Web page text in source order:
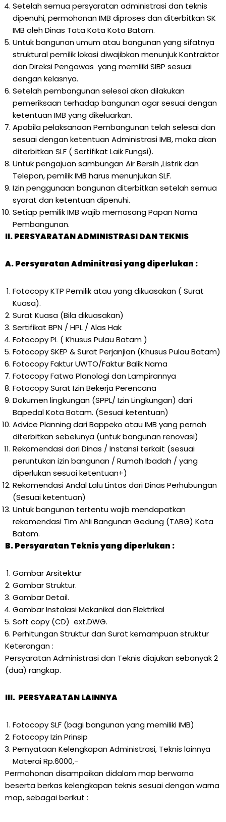
Setelah semua persyaratan administrasi dan teknis
dipenuhi, permohonan IMB diproses dan diterbitkan SK
IMB oleh Dinas Tata Kota Kota Batam.
Untuk bangunan umum atau bangunan yang sifatnya
struktural pemilik lokasi diwajibkan menunjuk Kontraktor
dan Direksi Pengawas yang memiliki SIBP sesuai
dengan kelasnya.
Setelah pembangunan selesai akan dilakukan
pemeriksaan terhadap bangunan agar sesuai dengan
ketentuan IMB yang dikeluarkan.
Apabila pelaksanaan Pembangunan telah selesai dan
sesuai dengan ketentuan Administrasi IMB, maka akan
diterbitkan SLF ( Sertifikat Laik Fungsi).
Untuk pengajuan sambungan Air Bersih ,Listrik dan
Telepon, pemilik IMB harus menunjukan SLF.
Izin penggunaan bangunan diterbitkan setelah semua
syarat dan ketentuan dipenuhi.
Setiap pemilik IMB wajib memasang Papan Nama
Pembangunan.
II. PERSYARATAN ADMINISTRASI DAN TEKNIS
A. Persyaratan Adminitrasi yang diperlukan :
Fotocopy KTP Pemilik atau yang dikuasakan ( Surat
Kuasa).
Surat Kuasa (Bila dikuasakan)
Sertifikat BPN / HPL / Alas Hak
Fotocopy PL ( Khusus Pulau Batam )
Fotocopy SKEP & Surat Perjanjian (Khusus Pulau Batam)
Fotocopy Faktur UWTO/Faktur Balik Nama
Fotocopy Fatwa Planologi dan Lampirannya
Fotocopy Surat Izin Bekerja Perencana
Dokumen lingkungan (SPPL/ Izin Lingkungan) dari
Bapedal Kota Batam. (Sesuai ketentuan)
Advice Planning dari Bappeko atau IMB yang pernah
diterbitkan sebelunya (untuk bangunan renovasi)
Rekomendasi dari Dinas / Instansi terkait (sesuai
peruntukan izin bangunan / Rumah Ibadah / yang
diperlukan sesuai ketentuan+)
Rekomendasi Andal Lalu Lintas dari Dinas Perhubungan
(Sesuai ketentuan)
Untuk bangunan tertentu wajib mendapatkan
rekomendasi Tim Ahli Bangunan Gedung (TABG) Kota
Batam.
B. Persyaratan Teknis yang diperlukan :
Gambar Arsitektur
Gambar Struktur.
Gambar Detail.
Gambar Instalasi Mekanikal dan Elektrikal
Soft copy (CD) ext.DWG.
Perhitungan Struktur dan Surat kemampuan struktur
Keterangan :
Persyaratan Administrasi dan Teknis diajukan sebanyak 2
(dua) rangkap.
III. PERSYARATAN LAINNYA
Fotocopy SLF (bagi bangunan yang memiliki IMB)
Fotocopy Izin Prinsip
Pernyataan Kelengkapan Administrasi, Teknis lainnya
Materai Rp.6000,-
Permohonan disampaikan didalam map berwarna
beserta berkas kelengkapan teknis sesuai dengan warna
map, sebagai berikut :